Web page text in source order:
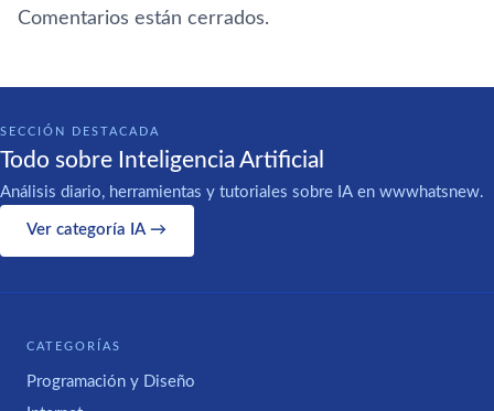
Comentarios están cerrados.
SECCIÓN DESTACADA
Todo sobre Inteligencia Artificial
Análisis diario, herramientas y tutoriales sobre IA en wwwhatsnew.
Ver categoría IA →
CATEGORÍAS
Programación y Diseño